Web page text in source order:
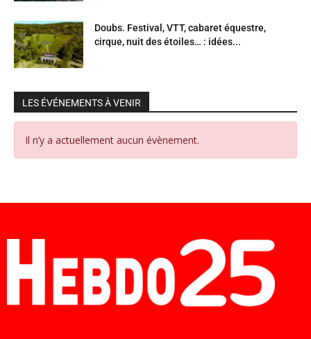
Doubs. Festival, VTT, cabaret équestre,
cirque, nuit des étoiles… : idées...
LES ÉVÉNEMENTS À VENIR
Il n’y a actuellement aucun évènement.